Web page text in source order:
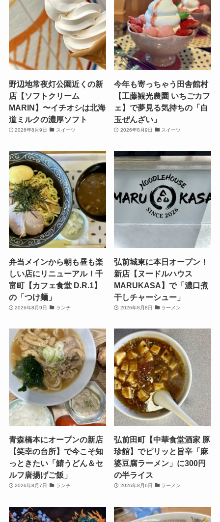
野辺地常夜灯公園近くの新
店【ソフトクリーム
MARIN】〜イチオシは北海
道ミルクの濃厚ソフト
2026年8月9日 スイーツ
今年も寄っちゃう田舎館村
【工藤観光農園 いちごカフ
ェ】で夢見る気持ちの「白
玉ぜんざい」
2026年8月9日 スイーツ
弁当メインから朝も昼も楽
しい店にリニューアル！千
富町【カフェ食堂 D.R.1】
の「つけ麺」
2026年8月9日 ランチ
弘前城東に本日オープン！
新店【ヌードルハウス
MARUKASA】で「濃口煮
干しチャーシュー」
2026年8月8日 ラーメン
青森橋本にオープンの新店
【笑幸の台所】で今こそ知
っときたい「鯖うどん＆セ
ルフ唐揚げご飯」
2026年8月7日 ランチ
弘前田町【中華食堂酒家 豚
珍館】でピリッと旨辛「麻
婆豆腐ラーメン」に300円
の半ライス
2026年8月6日 ラーメン